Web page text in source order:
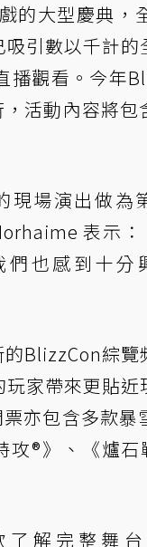
的大型慶典，
引數以千計
觀看。今年
活動內容將包
現場演出做為
表示
也感到十分
BlizzCon綜
家帶來更貼近
亦包含多款
®》、《爐
了解完整舞